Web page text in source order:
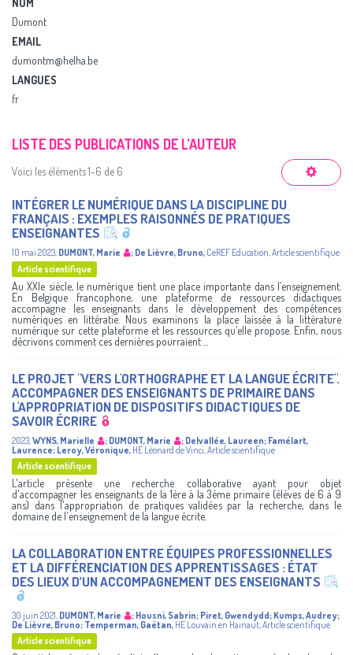
NOM
Dumont
EMAIL
dumontm@helha.be
LANGUES
fr
LISTE DES PUBLICATIONS DE L’AUTEUR
Voici les éléments 1-6 de 6
INTÉGRER LE NUMÉRIQUE DANS LA DISCIPLINE DU
FRANÇAIS : EXEMPLES RAISONNÉS DE PRATIQUES
ENSEIGNANTES
10 mai 2023, DUMONT, Marie ; De Lièvre, Bruno, CeREF Education,Article scientifique
Article scientifique
Au XXIe siècle, le numérique tient une place importante dans l’enseignement.
En Belgique francophone, une plateforme de ressources didactiques
accompagne les enseignants dans le développement des compétences
numériques en littératie. Nous examinons la place laissée à la littérature
numérique sur cette plateforme et les ressources qu’elle propose. Enfin, nous
décrivons comment ces dernières pourraient ...
LE PROJET "VERS L'ORTHOGRAPHE ET LA LANGUE ÉCRITE".
ACCOMPAGNER DES ENSEIGNANTS DE PRIMAIRE DANS
L'APPROPRIATION DE DISPOSITIFS DIDACTIQUES DE
SAVOIR ÉCRIRE
2023,WYNS, Marielle ; DUMONT, Marie ; Delvallée, Laureen; Famélart,
Laurence; Leroy, Véronique, HE Léonard de Vinci,Article scientifique
Article scientifique
L'article présente une recherche collaborative ayant pour objet
d'accompagner les enseignants de la 1ère à la 3ème primaire (élèves de 6 à 9
ans) dans l'appropriation de pratiques validées par la recherche, dans le
domaine de l'enseignement de la langue écrite.
LA COLLABORATION ENTRE ÉQUIPES PROFESSIONNELLES
ET LA DIFFÉRENCIATION DES APPRENTISSAGES : ÉTAT
DES LIEUX D’UN ACCOMPAGNEMENT DES ENSEIGNANTS
30 juin 2021, DUMONT, Marie ; Housni, Sabrin; Piret, Gwendydd; Kumps, Audrey;
De Lièvre, Bruno; Temperman, Gaëtan, HE Louvain en Hainaut,Article scientifique
Article scientifique